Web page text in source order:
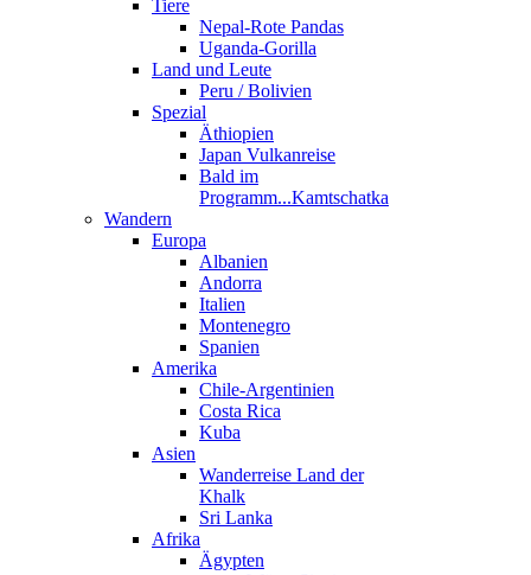
Tiere
Nepal-Rote Pandas
Uganda-Gorilla
Land und Leute
Peru / Bolivien
Spezial
Äthiopien
Japan Vulkanreise
Bald im
Programm...Kamtschatka
Wandern
Europa
Albanien
Andorra
Italien
Montenegro
Spanien
Amerika
Chile-Argentinien
Costa Rica
Kuba
Asien
Wanderreise Land der
Khalk
Sri Lanka
Afrika
Ägypten